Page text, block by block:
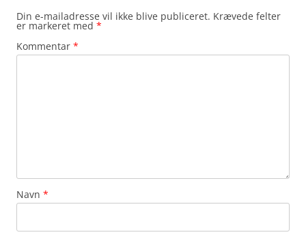
Din e-mailadresse vil ikke blive publiceret. Krævede felter
er markeret med *
Kommentar *
Navn *